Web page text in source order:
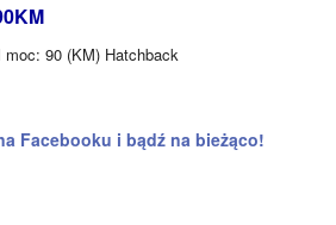
90 (KM) Hatchback
Facebooku i bądź na bieżąco!